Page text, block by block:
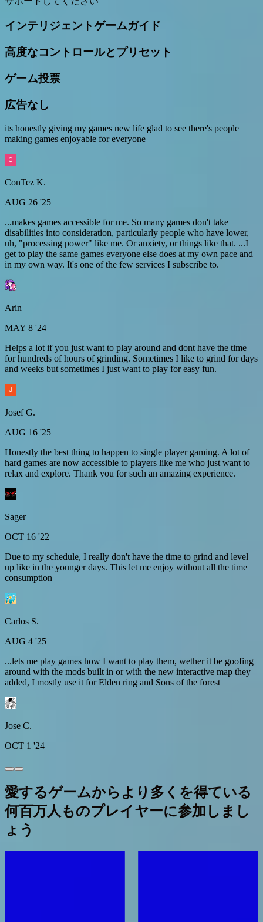
インテリジェントゲームガイド
高度なコントロールとプリセット
ゲーム投票
広告なし
its honestly giving my games new life glad to see there's people
making games enjoyable for everyone
ConTez K.
AUG 26 '25
...makes games accessible for me. So many games don't take
disabilities into consideration, particularly people who have lower,
uh, "processing power" like me. Or anxiety, or things like that. ...I
get to play the same games everyone else does at my own pace and
in my own way. It's one of the few services I subscribe to.
Arin
MAY 8 '24
Helps a lot if you just want to play around and dont have the time
for hundreds of hours of grinding. Sometimes I like to grind for days
and weeks but sometimes I just want to play for easy fun.
Josef G.
AUG 16 '25
Honestly the best thing to happen to single player gaming. A lot of
hard games are now accessible to players like me who just want to
relax and explore. Thank you for such an amazing experience.
Sager
OCT 16 '22
Due to my schedule, I really don't have the time to grind and level
up like in the younger days. This let me enjoy without all the time
consumption
Carlos S.
AUG 4 '25
...lets me play games how I want to play them, wether it be goofing
around with the mods built in or with the new interactive map they
added, I mostly use it for Elden ring and Sons of the forest
Jose C.
OCT 1 '24
愛するゲームからより多くを得ている
何百万人ものプレイヤーに参加しまし
ょう